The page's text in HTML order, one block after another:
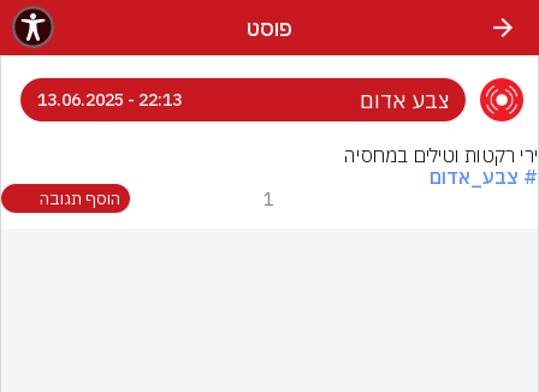
פוסט
צבע אדום 22:13 - 13.06.2025
ירי רקטות וטילים במחסיה
# צבע_אדום
1 הוסף תגובה